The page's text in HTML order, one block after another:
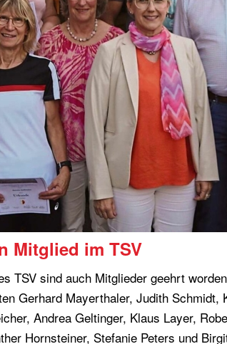
Mitglied im TSV
TSV sind auch Mitglieder geehrt
Gerhard Mayerthaler, Judith
Andrea Geltinger, Klaus Layer,
Hornsteiner, Stefanie Peters und